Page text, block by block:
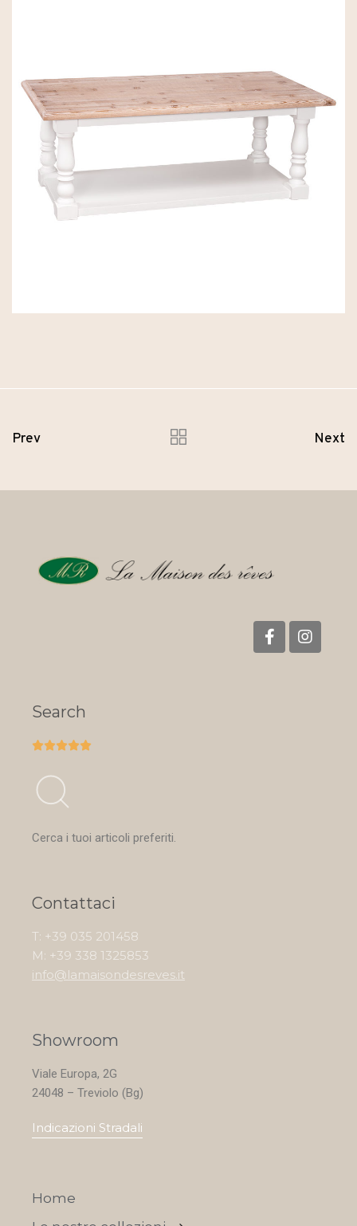
Prev Next
Search

Cerca i tuoi articoli preferiti.
Contattaci
T: +39 035 201458
M: +39 338 1325853
info@lamaisondesreves.it
Showroom
Viale Europa, 2G
24048 – Treviolo (Bg)
Indicazioni Stradali
Home